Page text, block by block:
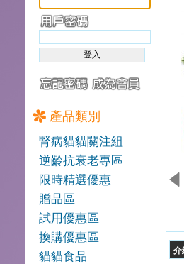
產品類別
腎病貓貓關注組
逆齡抗衰老專區
限時精選優惠
贈品區
試用優惠區
換購優惠區
貓貓食品
介